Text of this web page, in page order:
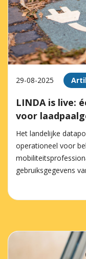
29-08-2025
LINDA is live:
voor
Het landelijke
operationeel voor
gebruiksgegevens